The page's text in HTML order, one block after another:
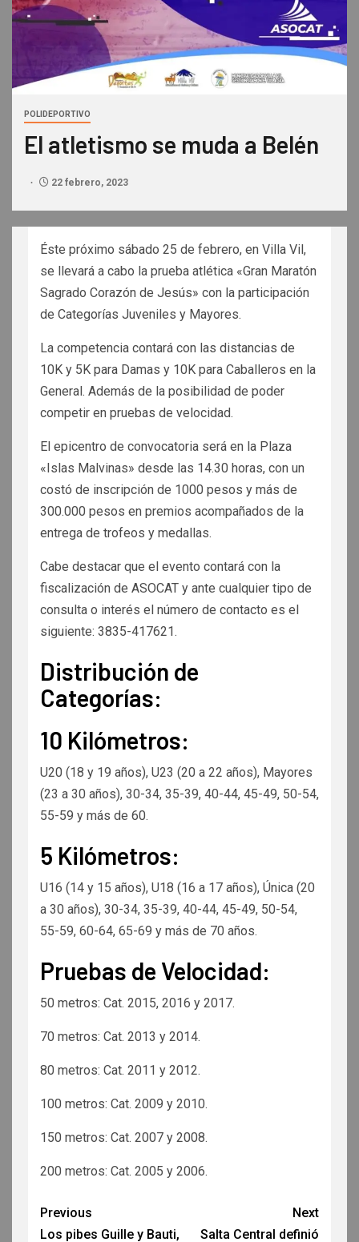
POLIDEPORTIVO
El atletismo se muda a Belén
22 febrero, 2023
Éste próximo sábado 25 de febrero, en Villa Vil,
se llevará a cabo la prueba atlética «Gran Maratón
Sagrado Corazón de Jesús» con la participación
de Categorías Juveniles y Mayores.
La competencia contará con las distancias de
10K y 5K para Damas y 10K para Caballeros en la
General. Además de la posibilidad de poder
competir en pruebas de velocidad.
El epicentro de convocatoria será en la Plaza
«Islas Malvinas» desde las 14.30 horas, con un
costó de inscripción de 1000 pesos y más de
300.000 pesos en premios acompañados de la
entrega de trofeos y medallas.
Cabe destacar que el evento contará con la
fiscalización de ASOCAT y ante cualquier tipo de
consulta o interés el número de contacto es el
siguiente: 3835-417621.
Distribución de
Categorías:
10 Kilómetros:
U20 (18 y 19 años), U23 (20 a 22 años), Mayores
(23 a 30 años), 30-34, 35-39, 40-44, 45-49, 50-54,
55-59 y más de 60.
5 Kilómetros:
U16 (14 y 15 años), U18 (16 a 17 años), Única (20
a 30 años), 30-34, 35-39, 40-44, 45-49, 50-54,
55-59, 60-64, 65-69 y más de 70 años.
Pruebas de Velocidad:
50 metros: Cat. 2015, 2016 y 2017.
70 metros: Cat. 2013 y 2014.
80 metros: Cat. 2011 y 2012.
100 metros: Cat. 2009 y 2010.
150 metros: Cat. 2007 y 2008.
200 metros: Cat. 2005 y 2006.
Previous
Los pibes Guille y Bauti,
Next
Salta Central definió